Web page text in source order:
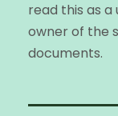
read this as
owner of the
documents.